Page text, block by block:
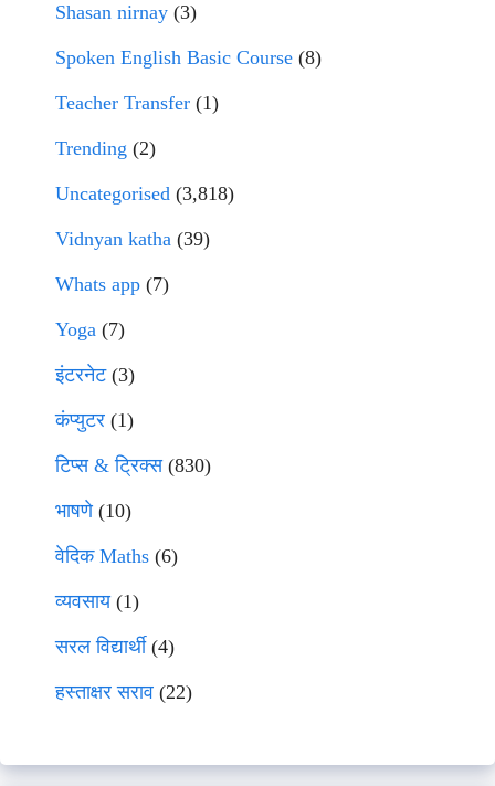
Shasan nirnay (3)
Spoken English Basic Course (8)
Teacher Transfer (1)
Trending (2)
Uncategorised (3,818)
Vidnyan katha (39)
Whats app (7)
Yoga (7)
इंटरनेट(3)
कंप्युटर (1)
टिप्स & ट्रिक्स(830)
भाषणे(10)
वेदिक Maths (6)
व्यवसाय(1)
सरल विद्यार्थी(4)
हस्ताक्षर सराव (22)